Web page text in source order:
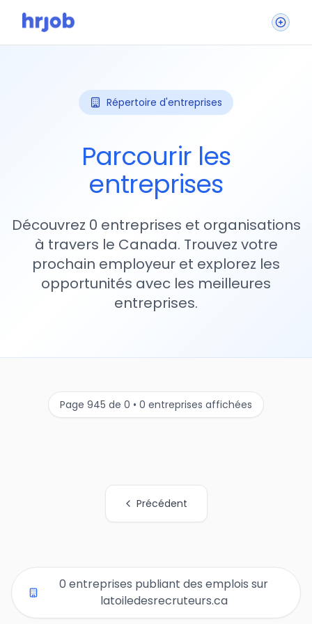
Répertoire d'entreprises
Parcourir les
entreprises
Découvrez 0 entreprises et organisations
à travers le Canada. Trouvez votre
prochain employeur et explorez les
opportunités avec les meilleures
entreprises.
Page 945 de 0 • 0 entreprises affichées
Précédent
0 entreprises publiant des emplois sur
latoiledesrecruteurs.ca